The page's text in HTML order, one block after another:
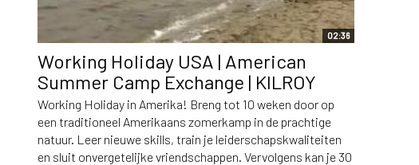
02:36
Working Holiday USA | American
Summer Camp Exchange | KILROY
Working Holiday in Amerika! Breng tot 10 weken door op
een traditioneel Amerikaans zomerkamp in de prachtige
natuur. Leer nieuwe skills, train je leiderschapskwaliteiten
en sluit onvergetelijke vriendschappen. Vervolgens kan je 30